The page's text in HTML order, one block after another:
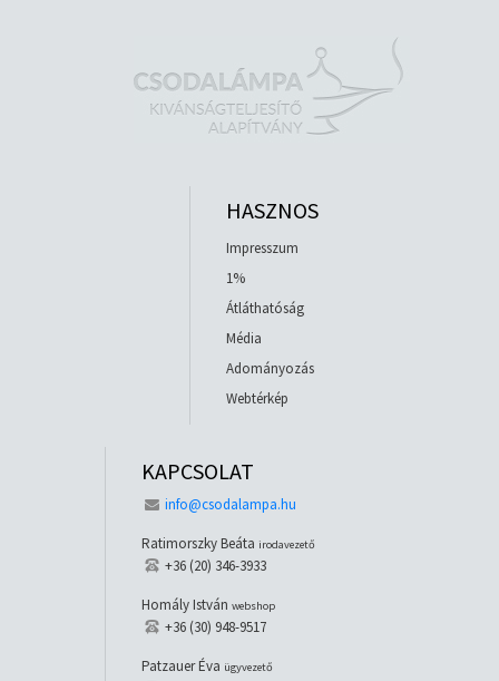
HASZNOS
Impresszum
1%
Átláthatóság
Média
Adományozás
Webtérkép
KAPCSOLAT
info@csodalampa.hu
Ratimorszky Beáta irodavezető
+36 (20) 346-3933
Homály István webshop
+36 (30) 948-9517
Patzauer Éva ügyvezető